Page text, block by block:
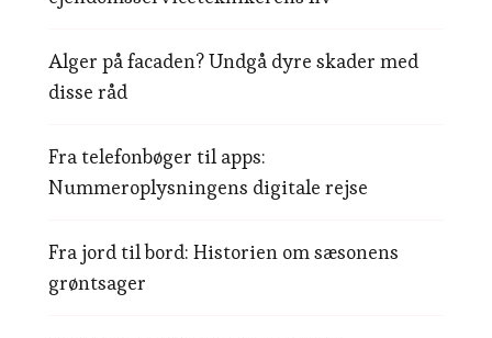
Alger på facaden? Undgå dyre skader med
disse råd
Fra telefonbøger til apps:
Nummeroplysningens digitale rejse
Fra jord til bord: Historien om sæsonens
grøntsager